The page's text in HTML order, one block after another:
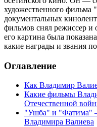
художественного фильма
документальных
фильмов снял режиссер и
его картина была
какие награды и звания
Оглавление
Как Владимир
Какие фильмы
Отечественной
"Ушба" и "Фатима"
Владимира Валиева